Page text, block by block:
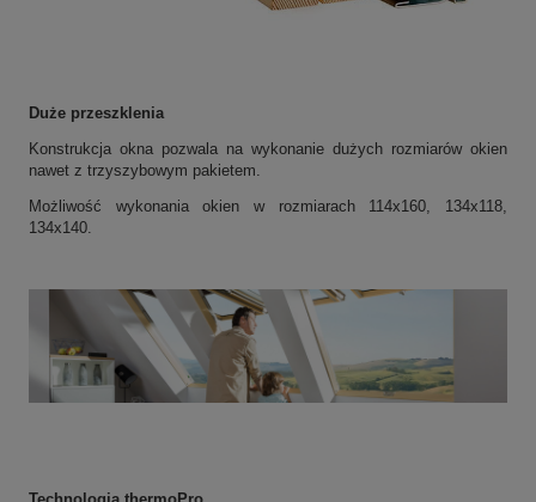
Duże przeszklenia
Konstrukcja okna pozwala na wykonanie dużych rozmiarów okien
nawet z trzyszybowym pakietem.
Możliwość wykonania okien w rozmiarach 114x160, 134x118,
134x140.